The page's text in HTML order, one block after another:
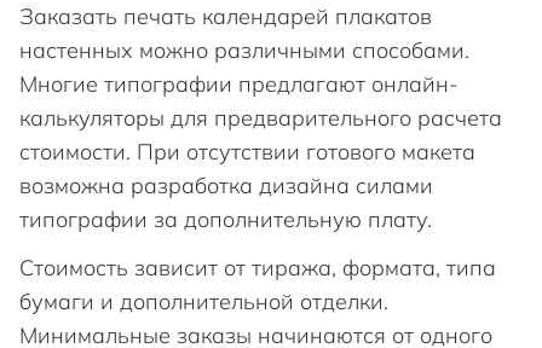
Заказать печать календарей плакатов
настенных можно различными способами.
Многие типографии предлагают онлайн-
калькуляторы для предварительного расчета
стоимости. При отсутствии готового макета
возможна разработка дизайна силами
типографии за дополнительную плату.
Стоимость зависит от тиража, формата, типа
бумаги и дополнительной отделки.
Минимальные заказы начинаются от одного